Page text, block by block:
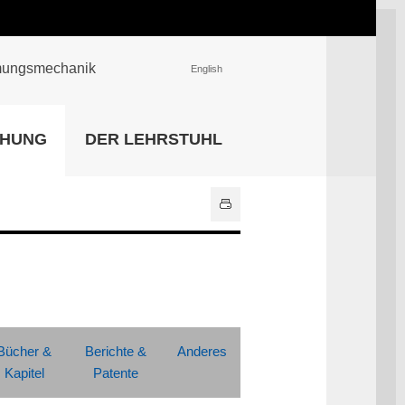
Universitätsbibliothek
English
DER LEHRSTUHL
&
Kapitel
Berichte &
Patente
Anderes